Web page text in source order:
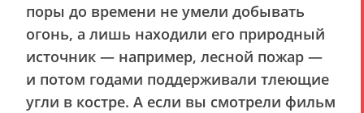
поры до времени не умели добывать
огонь, а лишь находили его природный
источник — например, лесной пожар —
и потом годами поддерживали тлеющие
угли в костре. А если вы смотрели фильм